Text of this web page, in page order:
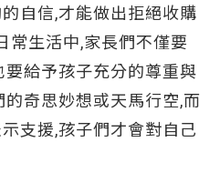
自信,才能做出拒絕收購
常生活中,家長們不僅要
給予孩子充分的尊重與
奇思妙想或天馬行空,而
支援,孩子們才會對自己